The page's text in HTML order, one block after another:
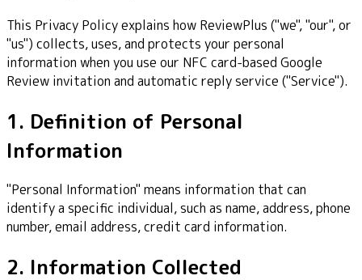
This Privacy Policy explains how ReviewPlus ("we", "our", or
"us") collects, uses, and protects your personal
information when you use our NFC card-based Google
Review invitation and automatic reply service ("Service").
1. Definition of Personal
Information
"Personal Information" means information that can
identify a specific individual, such as name, address, phone
number, email address, credit card information.
2. Information Collected